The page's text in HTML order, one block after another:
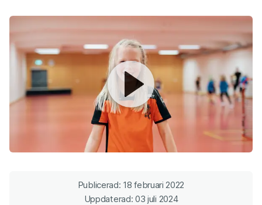
Publicerad: 18 februari 2022
Uppdaterad: 03 juli 2024